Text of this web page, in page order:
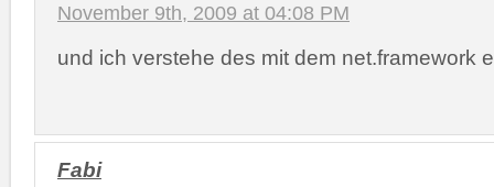
November 9th, 2009 at 04:08 PM
und ich verstehe des mit dem net.framework
Fabi